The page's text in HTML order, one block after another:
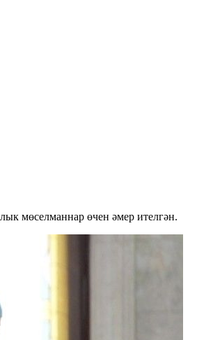
мөселманнар өчен әмер ителгән.